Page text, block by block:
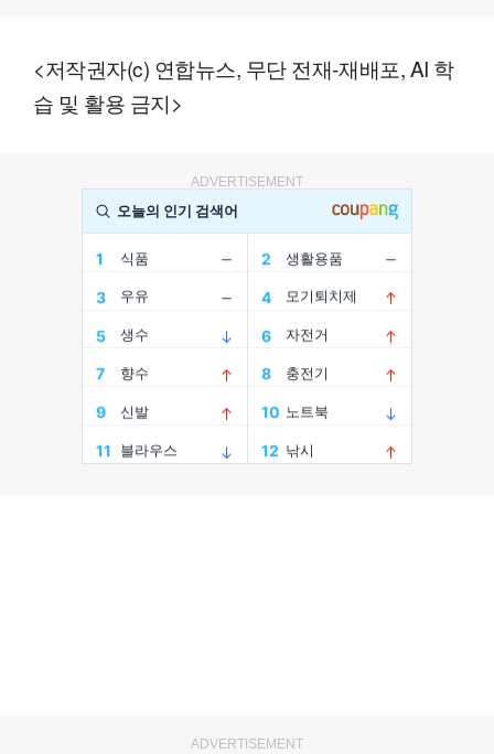
<저작권자(c) 연합뉴스, 무단 전재-재배포, AI 학
습 및 활용 금지>
ADVERTISEMENT
ADVERTISEMENT